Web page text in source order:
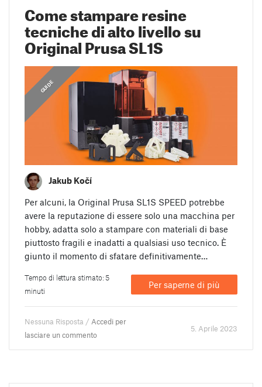
Come stampare resine
tecniche di alto livello su
Original Prusa SL1S
GUIDE
GUIDE
Jakub Kočí
Per alcuni, la Original Prusa SL1S SPEED potrebbe
avere la reputazione di essere solo una macchina per
hobby, adatta solo a stampare con materiali di base
piuttosto fragili e inadatti a qualsiasi uso tecnico. È
giunto il momento di sfatare definitivamente…
Tempo di lettura stimato: 5
minuti
Per saperne di più
Nessuna Risposta /Accedi per
lasciare un commento
5. Aprile 2023